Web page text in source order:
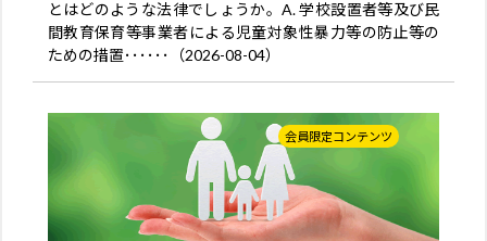
とはどのような法律でしょうか。A. 学校設置者等及び民
間教育保育等事業者による児童対象性暴力等の防止等の
ための措置･･････（2026-08-04）
会員限定コンテンツ